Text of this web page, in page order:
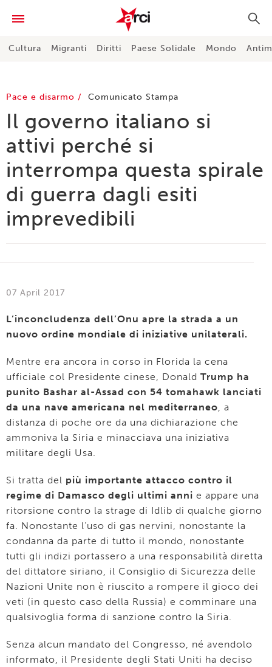
Cultura Migranti Diritti Paese Solidale Mondo
Pace e disarmo Comunicato Stampa
Il governo italiano si
attivi perché si
interrompa questa spirale
di guerra dagli esiti
imprevedibili
07 April 2017
L’inconcludenza dell’Onu apre la strada a un
nuovo ordine mondiale di iniziative unilaterali.
Mentre era ancora in corso in Florida la cena
ufficiale col Presidente cinese, Donald Trump ha
punito Bashar al-Assad con 54 tomahawk lanciati
da una nave americana nel mediterraneo, a
distanza di poche ore da una dichiarazione che
ammoniva la Siria e minacciava una iniziativa
militare degli Usa.
Si tratta del più importante attacco contro il
regime di Damasco degli ultimi anni e appare una
ritorsione contro la strage di Idlib di qualche giorno
fa. Nonostante l’uso di gas nervini, nonostante la
condanna da parte di tutto il mondo, nonostante
tutti gli indizi portassero a una responsabilità diretta
del dittatore siriano, il Consiglio di Sicurezza delle
Nazioni Unite non è riuscito a rompere il gioco dei
veti (in questo caso della Russia) e comminare una
qualsivoglia forma di sanzione contro la Siria.
Senza alcun mandato del Congresso, né avendolo
informato, il Presidente degli Stati Uniti ha deciso